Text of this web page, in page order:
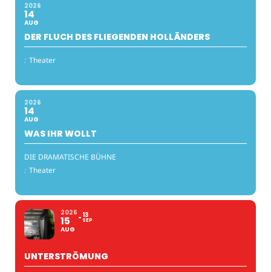
2026
14
AUG
DER FLUCH DES FLIEGENDEN HOLLÄNDERS
: Theater
2026
14
AUG
WAS IHR WOLLT
DIE DRAMATISCHE BÜHNE
: Theater
2026
15
AUG
13
SEP
UNTERSTRÖMUNG